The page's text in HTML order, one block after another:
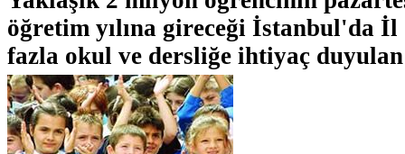
öğretim yılına gireceği İstanbul'da İl
fazla okul ve dersliğe ihtiyaç